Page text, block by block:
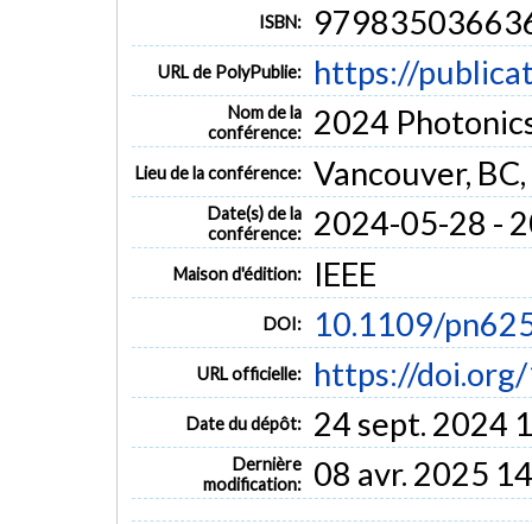
ISBN:
URL de PolyPublie: https://
Nom de la
conférence:
2024
Lieu de la conférence: Vancouver,
Date(s) de la
conférence:
2024-05-28 -
Maison d'édition: IEEE
DOI: 10.1109/
URL officielle: https://
Date du dépôt: 24 sept. 2024
Dernière
modification:
08 avr. 2025